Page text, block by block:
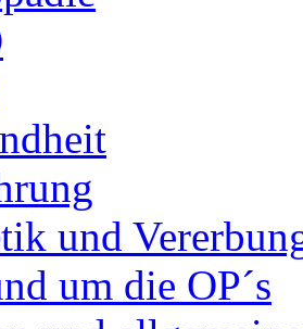
und
um die OP´s